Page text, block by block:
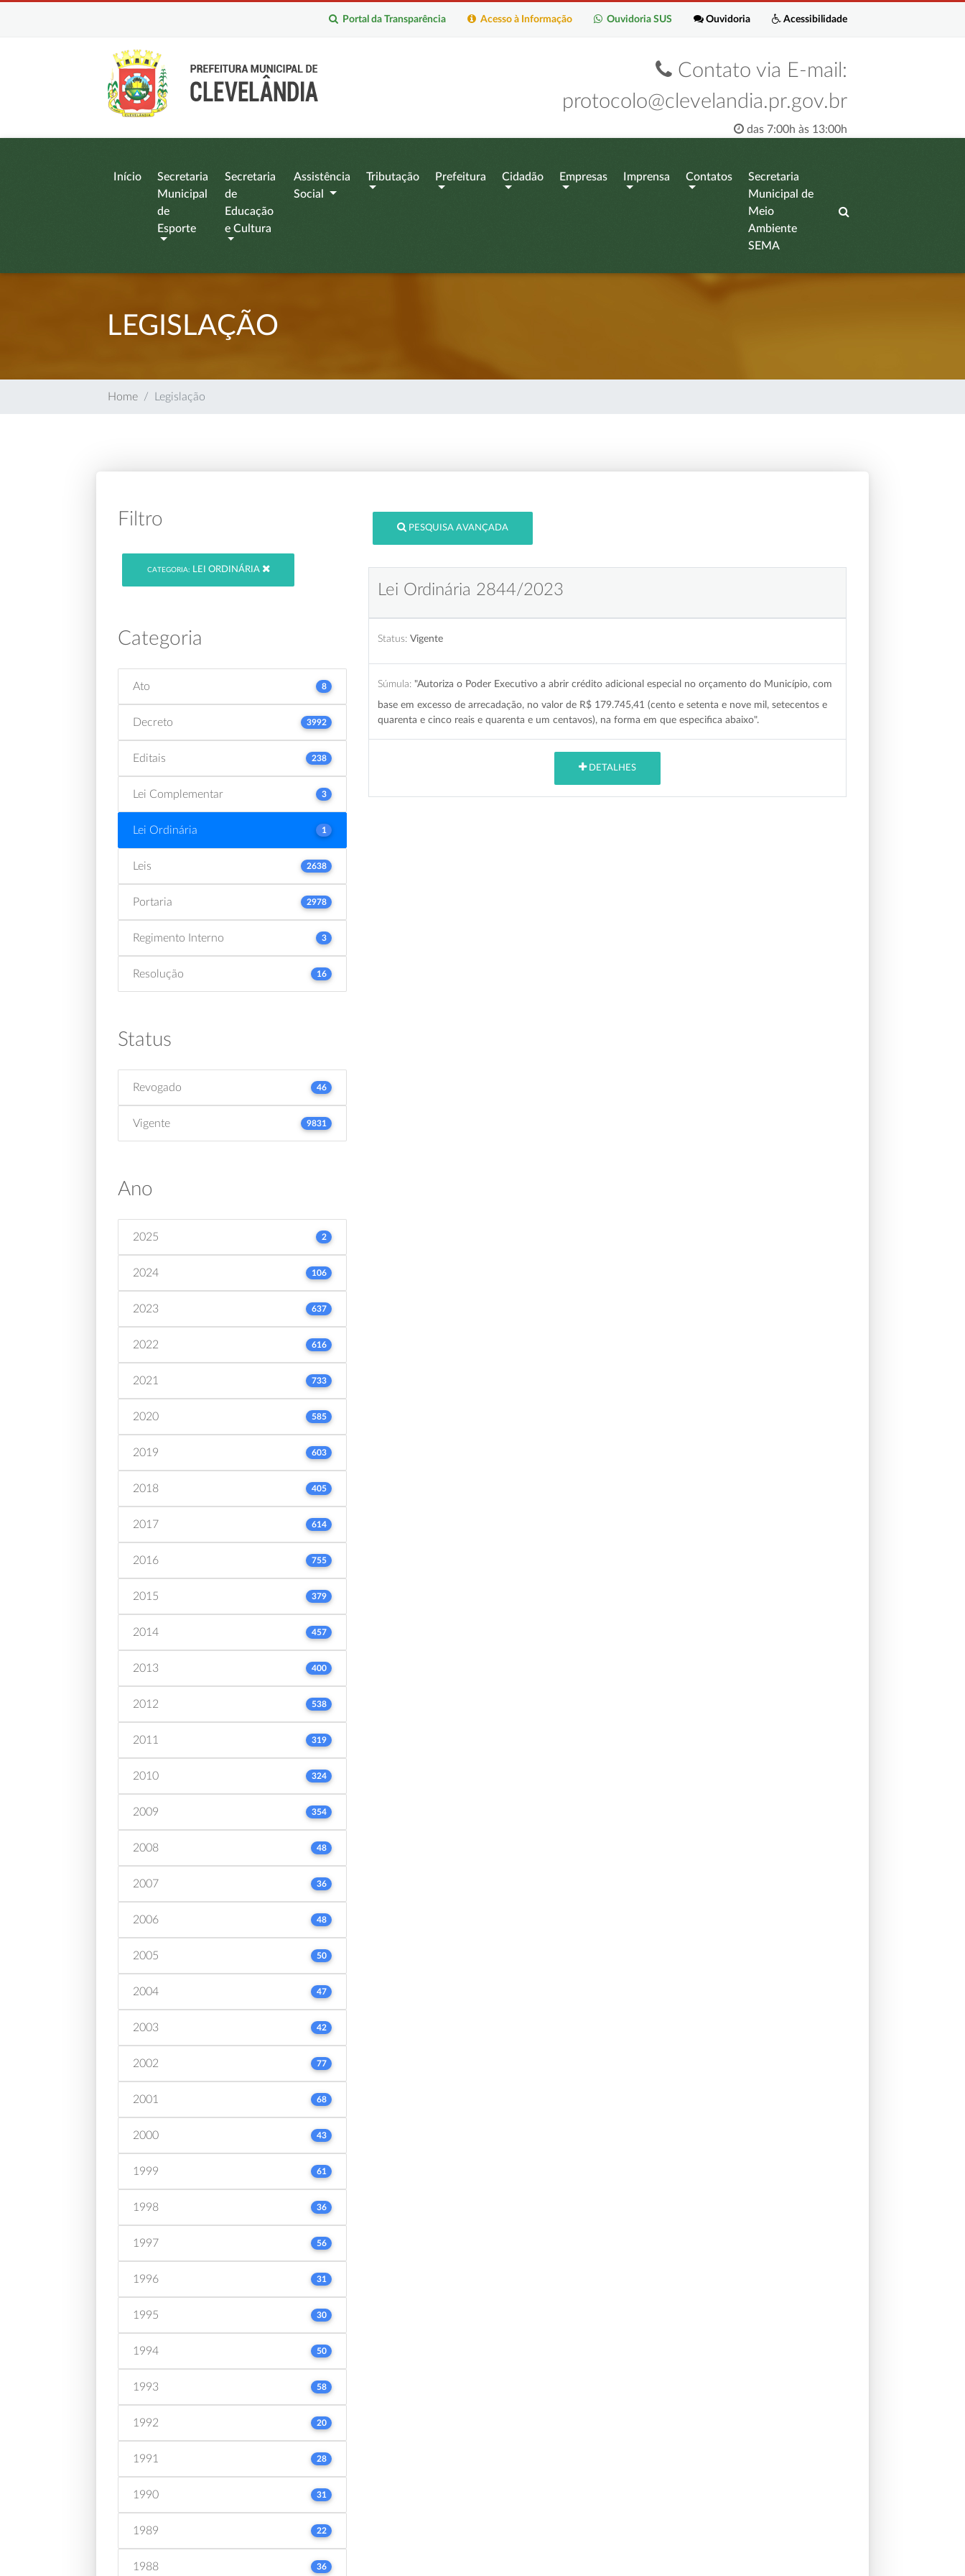
Acessibilidade
Ouvidoria
Ouvidoria SUS
Acesso à Informação
Portal da Transparência
Contato via E-mail:
protocolo@clevelandia.pr.gov.br
das 7:00h às 13:00h
Início
Secretaria
Municipal
de
Esporte
Secretaria
de
Educação
e Cultura
Assistência
Social
Tributação Prefeitura Cidadão Empresas Imprensa Contatos
Secretaria
Municipal de
Meio
Ambiente
SEMA
LEGISLAÇÃO
Home Legislação
Filtro
CATEGORIA: LEI ORDINÁRIA
Categoria
Ato 8
Decreto 3992
Editais 238
Lei Complementar 3
Lei Ordinária 1
Leis 2638
Portaria 2978
Regimento Interno 3
Resolução 16
Status
Revogado 46
Vigente 9831
Ano
2025 2
2024 106
2023 637
2022 616
2021 733
2020 585
2019 603
2018 405
2017 614
2016 755
2015 379
2014 457
2013 400
2012 538
2011 319
2010 324
2009 354
2008 48
2007 36
2006 48
2005 50
2004 47
2003 42
2002 77
2001 68
2000 43
1999 61
1998 36
1997 56
1996 31
1995 30
1994 50
1993 58
1992 20
1991 28
1990 31
1989 22
1988 36
PESQUISA AVANÇADA
Lei Ordinária 2844/2023
Status: Vigente
Súmula: "Autoriza o Poder Executivo a abrir crédito adicional especial no orçamento do Município, com
base em excesso de arrecadação, no valor de R$ 179.745,41 (cento e setenta e nove mil, setecentos e
quarenta e cinco reais e quarenta e um centavos), na forma em que especifica abaixo".
DETALHES